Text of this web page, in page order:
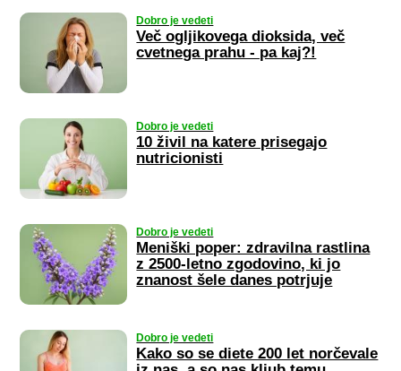
Dobro je vedeti
Več ogljikovega dioksida, več
cvetnega prahu - pa kaj?!
Dobro je vedeti
10 živil na katere prisegajo
nutricionisti
Dobro je vedeti
Meniški poper: zdravilna rastlina
z 2500-letno zgodovino, ki jo
znanost šele danes potrjuje
Dobro je vedeti
Kako so se diete 200 let norčevale